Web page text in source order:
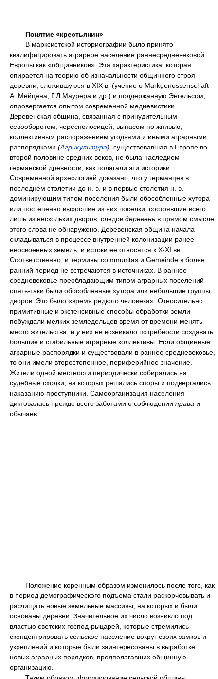
Понятие «крестьянин»
В марксистской историографии было принято
квалифицировать аграрное население раннесредневековой
Европы как «общинников». Эта характеристика, которая
опирается на теорию об изначальности общинного строя
деревни, сложившуюся в XIX в. (учение о Markgenossenschaft
А. Мейцена, Г.Л.Маурера и др.) и поддержанную Энгельсом,
опровергается опытом современной медиевистики.
Деревенская община, связанная с принудительным
севооборотом, чересполосицей, выпасом по жнивью,
коллективным распоряжением угодьями и иными аграрными
распорядками (Агрикультура), существовавшая в Европе во
второй половине средних веков, не была наследием
германской древности, как полагали эти историки.
Современной археологией доказано, что у германцев в
последнем столетии до н. э. и в первые столетия н. э.
доминирующим типом поселения были обособленные хутора
или постепенно выросшие из них поселки, состоявшие всего
лишь из нескольких дворов; следов деревень в прямом смысле
этого слова не обнаружено. Деревенская община начала
складываться в процессе внутренней колонизации ранее
неосвоенных земель, и истоки ее относятся к X-XI вв.
Соответственно, и термины communitas и Gemeinde в более
ранний период не встречаются в источниках. В раннее
средневековье преобладающим типом аграрных поселений
опять-таки были обособленные хутора или небольшие группы
дворов. Это было «время редкого человека». Относительно
примитивные и экстенсивные способы обработки земли
побуждали мелких земледельцев время от времени менять
место жительства, и уних не возникало потребности создавать
большие и стабильные аграрные коллективы. Если общинные
аграрные распорядки и существовали в раннее средневековье,
то они имели второстепенное, периферийное значение.
Жители одной местности периодически собирались на
судебные сходки, на которых решались споры и подвергались
наказанию преступники. Самоорганизация населения
диктовалась прежде всего заботами о соблюдении права и
обычаев.
Положение коренным образом изменилось после того, как
в период демографического подъема стали раскорчевывать и
расчищать новые земельные массивы, на которых и были
основаны деревни. Значительное их число возникло под
властью светских господ-рыцарей, которые стремились
сконцентрировать сельское население вокруг своих замков и
укреплений и которые были заинтересованы в выработке
новых аграрных порядков, предполагавших общинную
организацию.